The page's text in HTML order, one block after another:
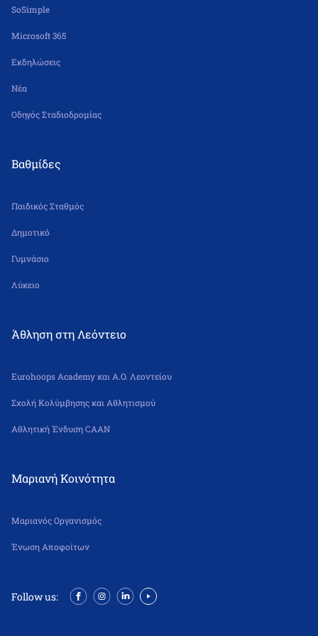
SoSimple
Microsoft 365
Εκδηλώσεις
Νέα
Οδηγός Σταδιοδρομίας
Βαθμίδες
Παιδικός Σταθμός
Δημοτικό
Γυμνάσιο
Λύκειο
Άθληση στη Λεόντειο
Eurohoops Academy και Α.Ο. Λεοντείου
Σχολή Κολύμβησης και Αθλητισμού
Αθλητική Ένδυση CAAN
Μαριανή Κοινότητα
Μαριανός Οργανισμός
Ένωση Αποφοίτων
Follow us: